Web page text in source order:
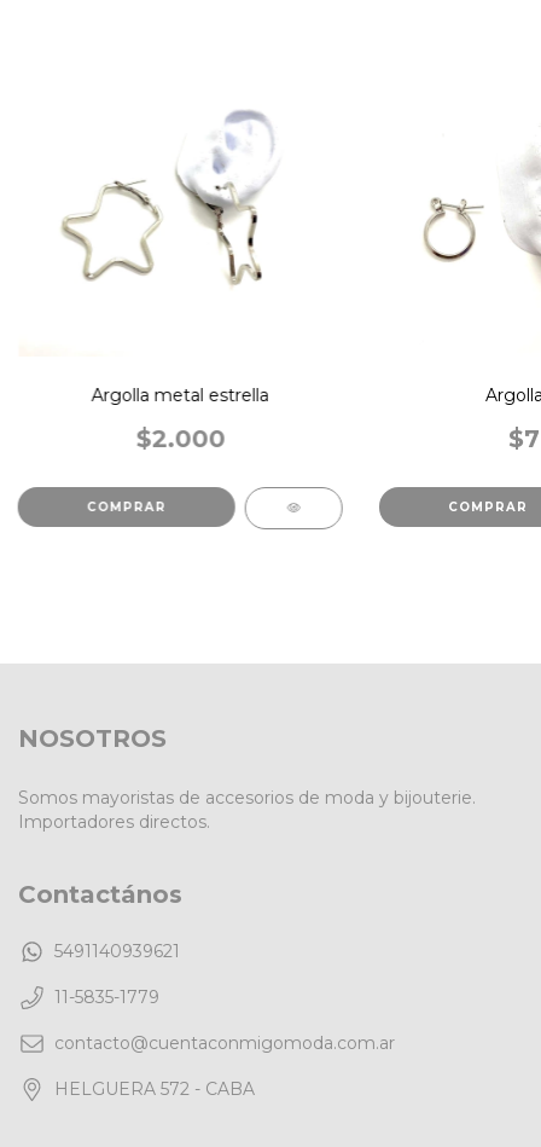
Argolla metal estrella
$2.000
NOSOTROS
Somos mayoristas de accesorios de moda y bijouterie.
Importadores directos.
Contactános
5491140939621
11-5835-1779
contacto@cuentaconmigomoda.com.ar
HELGUERA 572 - CABA